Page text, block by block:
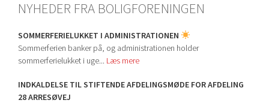
NYHEDER FRA BOLIGFORENINGEN
SOMMERFERIELUKKET I ADMINISTRATIONEN
Sommerferien banker på, og administrationen holder
sommerferielukket i uge... Læs mere
INDKALDELSE TIL STIFTENDE AFDELINGSMØDE FOR AFDELING
28 ARRESØVEJ